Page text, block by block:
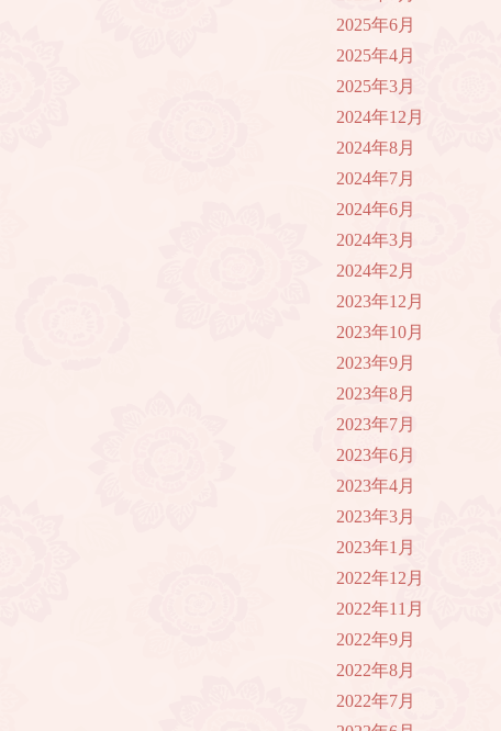
2025年6月
2025年4月
2025年3月
2024年12月
2024年8月
2024年7月
2024年6月
2024年3月
2024年2月
2023年12月
2023年10月
2023年9月
2023年8月
2023年7月
2023年6月
2023年4月
2023年3月
2023年1月
2022年12月
2022年11月
2022年9月
2022年8月
2022年7月